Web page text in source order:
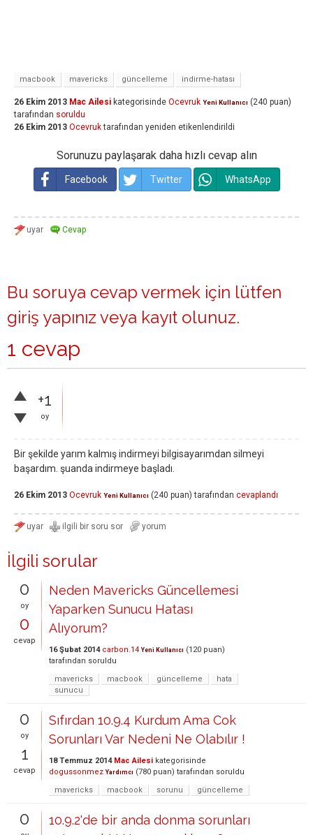
macbook mavericks güncelleme indirme-hatası
26 Ekim 2013 Mac Ailesi kategorisinde Ocevruk Yeni Kullanıcı (240 puan)
tarafından soruldu
26 Ekim 2013 Ocevruktarafından yeniden etikenlendirildi
Sorunuzu paylaşarak daha hızlı cevap alın
Facebook Twitter WhatsApp
Bu soruya cevap vermek için lütfen
giriş yapınız veya kayıt olunuz.
1 cevap
+1
oy
Bir şekilde yarım kalmış indirmeyi bilgisayarımdan silmeyi
başardım. şuanda indirmeye başladı.
26 Ekim 2013 Ocevruk Yeni Kullanıcı (240 puan) tarafından cevaplandı
İlgili sorular
0
oy
0
cevap
Neden Mavericks Güncellemesi
Yaparken Sunucu Hatası
Alıyorum?
16 Şubat 2014 carbon.14 Yeni Kullanıcı (120 puan)
tarafından soruldu
mavericks
macbook güncelleme
hata
sunucu
0
oy
1
cevap
Sıfırdan 10.9.4 Kurdum Ama Cok
Sorunları Var Nedeni Ne Olabılır !
18 Temmuz 2014 Mac Ailesi kategorisinde
dogussonmez Yardımcı (780 puan) tarafından soruldu
mavericks
macbook sorunu güncelleme
0
10.9.2'de bir anda donma sorunları